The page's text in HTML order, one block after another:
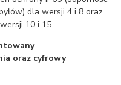
dla wersji 4 i 8 oraz
10 i 15.
oraz cyfrowy